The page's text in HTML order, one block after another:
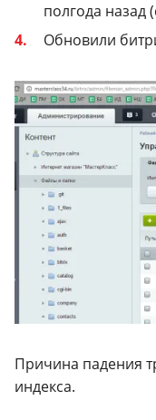
полгода назад
Обновили
Причина падения
индекса.